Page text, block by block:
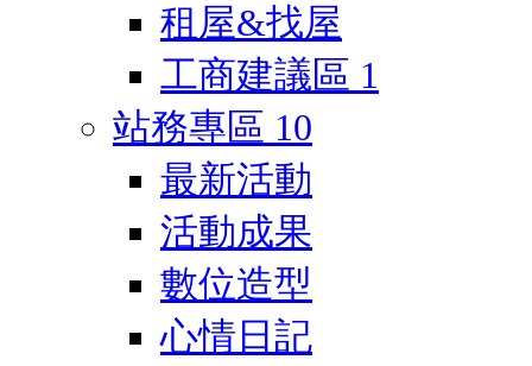
租屋&找屋
工商建議區 1
站務專區 10
最新活動
活動成果
數位造型
心情日記